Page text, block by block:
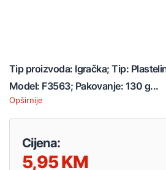
Tip proizvoda: Igračka; Tip:
Model: F3563; Pakovanje: 130 g...
Opširnije
Cijena:
5,95